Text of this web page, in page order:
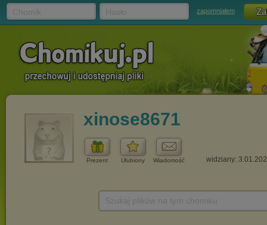
zapomniałem
xinose8671
Prezent Ulubiony Wiadomość widziany: